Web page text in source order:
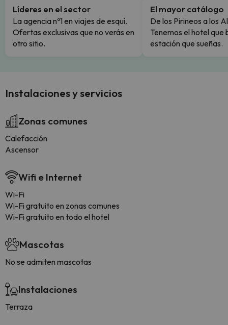
Líderes en el sector
La agencia nº1 en viajes de esquí.
Ofertas exclusivas que no verás en
otro sitio.
El mayor catálogo
De los Pirineos a los
Tenemos el hotel que
estación que sueñas.
Instalaciones y servicios
Zonas comunes
Calefacción
Ascensor
Wifi e Internet
Wi-Fi
Wi-Fi gratuito en zonas comunes
Wi-Fi gratuito en todo el hotel
Mascotas
No se admiten mascotas
Instalaciones
Terraza